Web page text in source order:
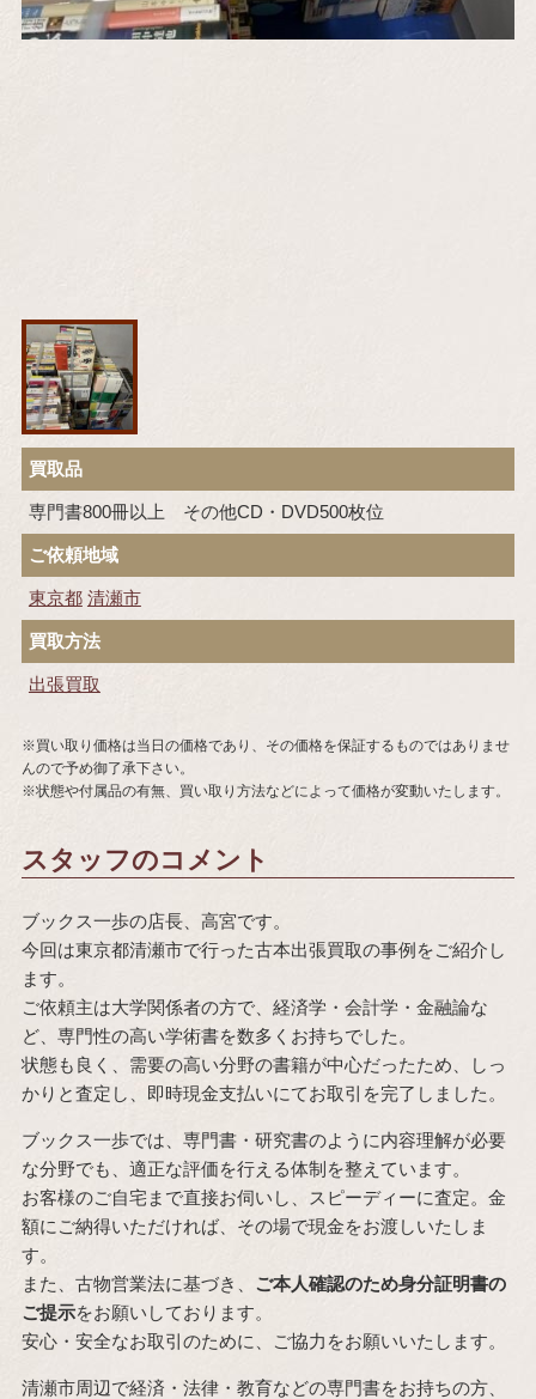
買取品
専門書800冊以上 その他CD・DVD500枚位
ご依頼地域
東京都 清瀬市
買取方法
出張買取
※買い取り価格は当日の価格であり、その価格を保証するものではありませ
んので予め御了承下さい。
※状態や付属品の有無、買い取り方法などによって価格が変動いたします。
スタッフのコメント
ブックス一歩の店長、高宮です。
今回は東京都清瀬市で行った古本出張買取の事例をご紹介し
ます。
ご依頼主は大学関係者の方で、経済学・会計学・金融論な
ど、専門性の高い学術書を数多くお持ちでした。
状態も良く、需要の高い分野の書籍が中心だったため、しっ
かりと査定し、即時現金支払いにてお取引を完了しました。
ブックス一歩では、専門書・研究書のように内容理解が必要
な分野でも、適正な評価を行える体制を整えています。
お客様のご自宅まで直接お伺いし、スピーディーに査定。金
額にご納得いただければ、その場で現金をお渡しいたしま
す。
また、古物営業法に基づき、 ご本人確認のため身分証明書の
ご提示をお願いしております。
安心・安全なお取引のために、ご協力をお願いいたします。
清瀬市周辺で経済・法律・教育などの専門書をお持ちの方、